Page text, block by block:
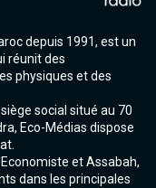
depuis 1991, est un
réunit des
physiques et des
social situé au 70
Eco-Médias dispose
et Assabah,
dans les principales